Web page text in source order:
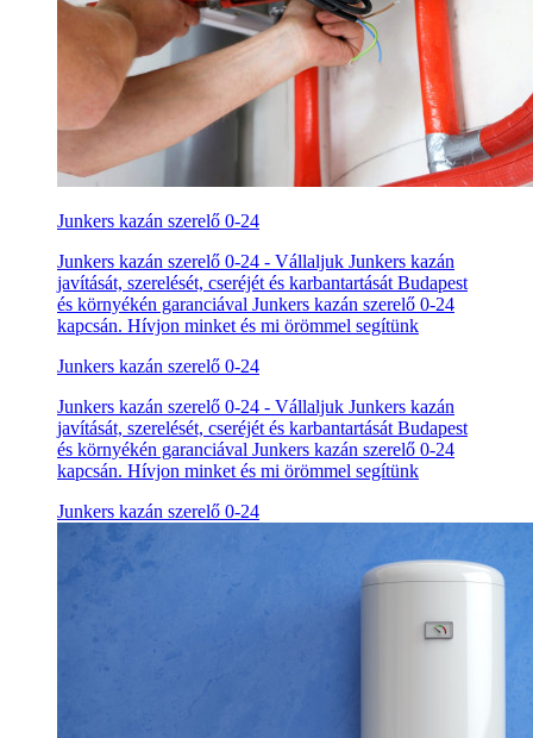
Junkers kazán szerelő 0-24
Junkers kazán szerelő 0-24 - Vállaljuk Junkers kazán
javítását, szerelését, cseréjét és karbantartását Budapest
és környékén garanciával Junkers kazán szerelő 0-24
kapcsán. Hívjon minket és mi örömmel segítünk
Junkers kazán szerelő 0-24
Junkers kazán szerelő 0-24 - Vállaljuk Junkers kazán
javítását, szerelését, cseréjét és karbantartását Budapest
és környékén garanciával Junkers kazán szerelő 0-24
kapcsán. Hívjon minket és mi örömmel segítünk
Junkers kazán szerelő 0-24